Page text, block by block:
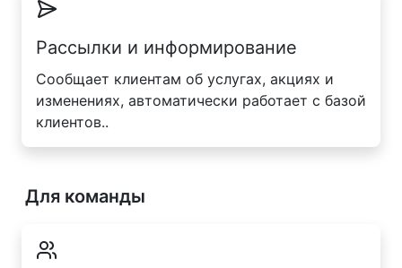
Рассылки и информирование
Сообщает клиентам об услугах, акциях и
изменениях, автоматически работает с базой
клиентов..
Для команды